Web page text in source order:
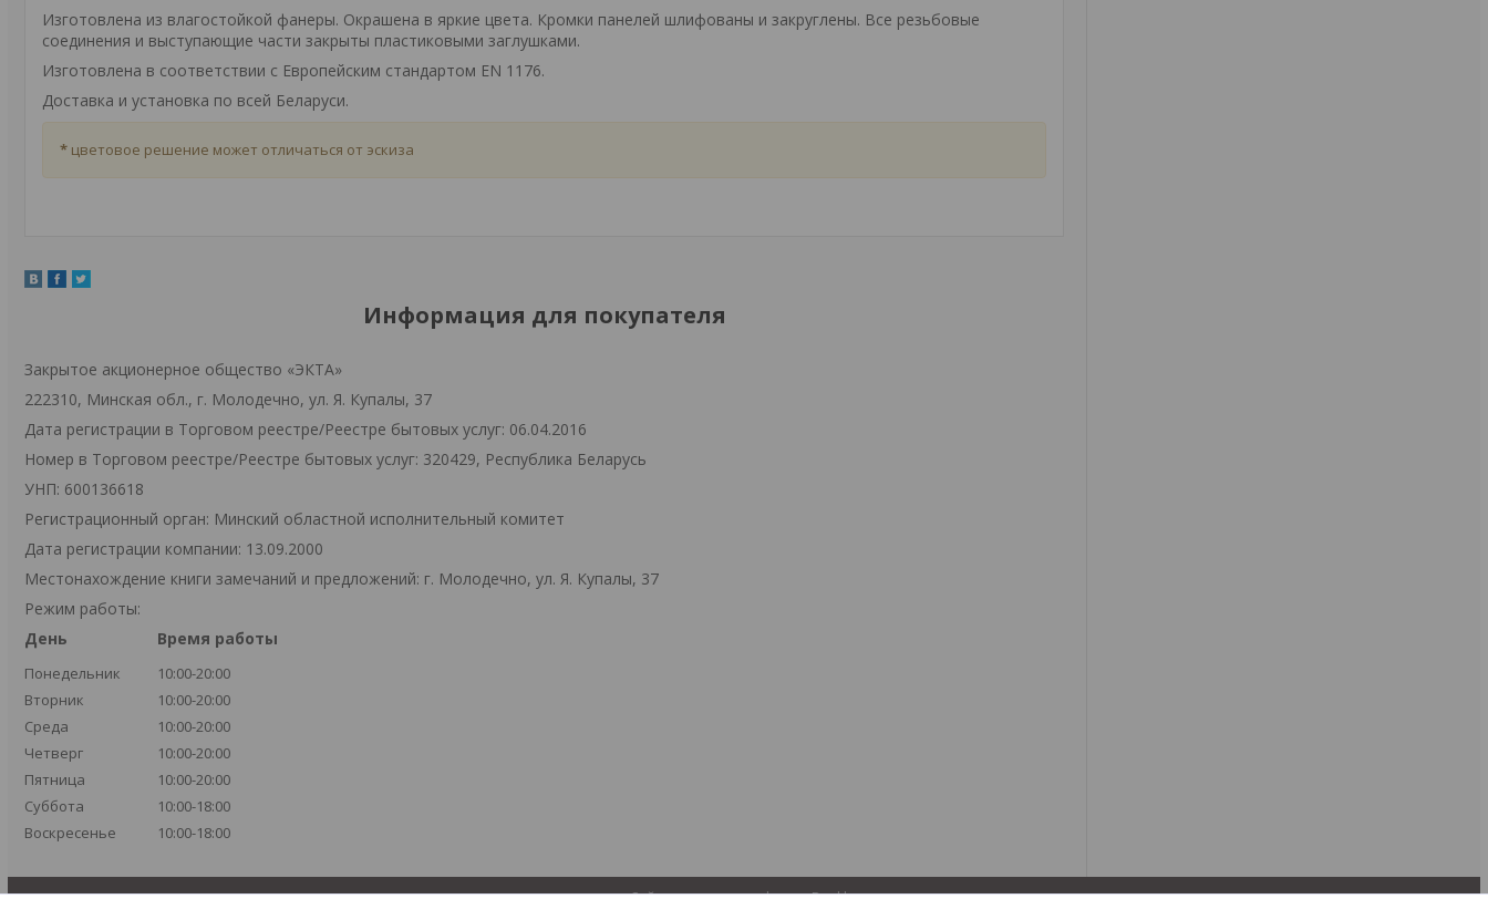
Изготовлена из влагостойкой фанеры. Окрашена в яркие цвета. Кромки панелей шлифованы и закруглены. Все резьбовые
соединения и выступающие части закрыты пластиковыми заглушками.
Изготовлена в соответствии с Европейским стандартом EN 1176.
Доставка и установка по всей Беларуси.
* цветовое решение может отличаться от эскиза
Информация для покупателя
Закрытое акционерное общество «ЭКТА»
222310, Минская обл., г. Молодечно, ул. Я. Купалы, 37
Дата регистрации в Торговом реестре/Реестре бытовых услуг: 06.04.2016
Номер в Торговом реестре/Реестре бытовых услуг: 320429, Республика Беларусь
УНП: 600136618
Регистрационный орган: Минский областной исполнительный комитет
Дата регистрации компании: 13.09.2000
Местонахождение книги замечаний и предложений: г. Молодечно, ул. Я. Купалы, 37
Режим работы:
День
Время работы
Понедельник
10:00-20:00
Вторник
10:00-20:00
Среда
10:00-20:00
Четверг
10:00-20:00
Пятница
10:00-20:00
Суббота
10:00-18:00
Воскресенье
10:00-18:00